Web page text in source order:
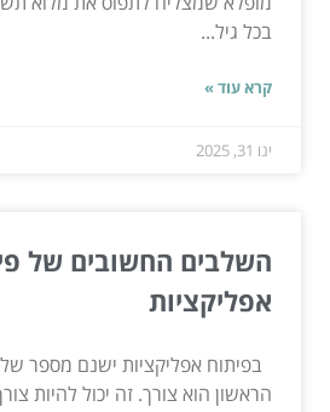
בכל גיל...
קרא עוד »
ינו 31, 2025
השלבים החשובים של
אפליקציות
בפיתוח אפליקציות ישנם מספר
הראשון הוא צורך. זה יכול להיות